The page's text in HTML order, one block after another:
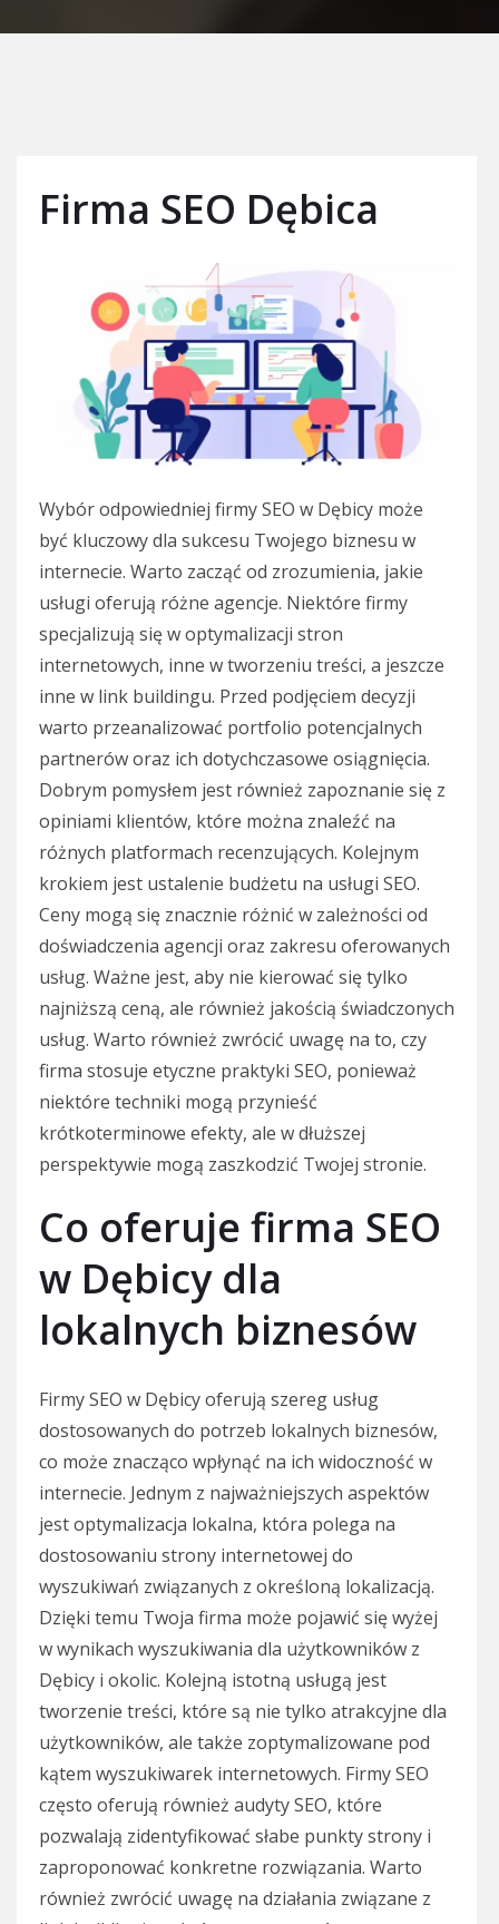
Firma SEO Dębica
Wybór odpowiedniej firmy SEO w Dębicy może
być kluczowy dla sukcesu Twojego biznesu w
internecie. Warto zacząć od zrozumienia, jakie
usługi oferują różne agencje. Niektóre firmy
specjalizują się w optymalizacji stron
internetowych, inne w tworzeniu treści, a jeszcze
inne w link buildingu. Przed podjęciem decyzji
warto przeanalizować portfolio potencjalnych
partnerów oraz ich dotychczasowe osiągnięcia.
Dobrym pomysłem jest również zapoznanie się z
opiniami klientów, które można znaleźć na
różnych platformach recenzujących. Kolejnym
krokiem jest ustalenie budżetu na usługi SEO.
Ceny mogą się znacznie różnić w zależności od
doświadczenia agencji oraz zakresu oferowanych
usług. Ważne jest, aby nie kierować się tylko
najniższą ceną, ale również jakością świadczonych
usług. Warto również zwrócić uwagę na to, czy
firma stosuje etyczne praktyki SEO, ponieważ
niektóre techniki mogą przynieść
krótkoterminowe efekty, ale w dłuższej
perspektywie mogą zaszkodzić Twojej stronie.
Co oferuje firma SEO
w Dębicy dla
lokalnych biznesów
Firmy SEO w Dębicy oferują szereg usług
dostosowanych do potrzeb lokalnych biznesów,
co może znacząco wpłynąć na ich widoczność w
internecie. Jednym z najważniejszych aspektów
jest optymalizacja lokalna, która polega na
dostosowaniu strony internetowej do
wyszukiwań związanych z określoną lokalizacją.
Dzięki temu Twoja firma może pojawić się wyżej
w wynikach wyszukiwania dla użytkowników z
Dębicy i okolic. Kolejną istotną usługą jest
tworzenie treści, które są nie tylko atrakcyjne dla
użytkowników, ale także zoptymalizowane pod
kątem wyszukiwarek internetowych. Firmy SEO
często oferują również audyty SEO, które
pozwalają zidentyfikować słabe punkty strony i
zaproponować konkretne rozwiązania. Warto
również zwrócić uwagę na działania związane z